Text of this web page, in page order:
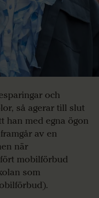
och
så agerar till slut
han med egna ögon
av en
när
mobilförbud
som